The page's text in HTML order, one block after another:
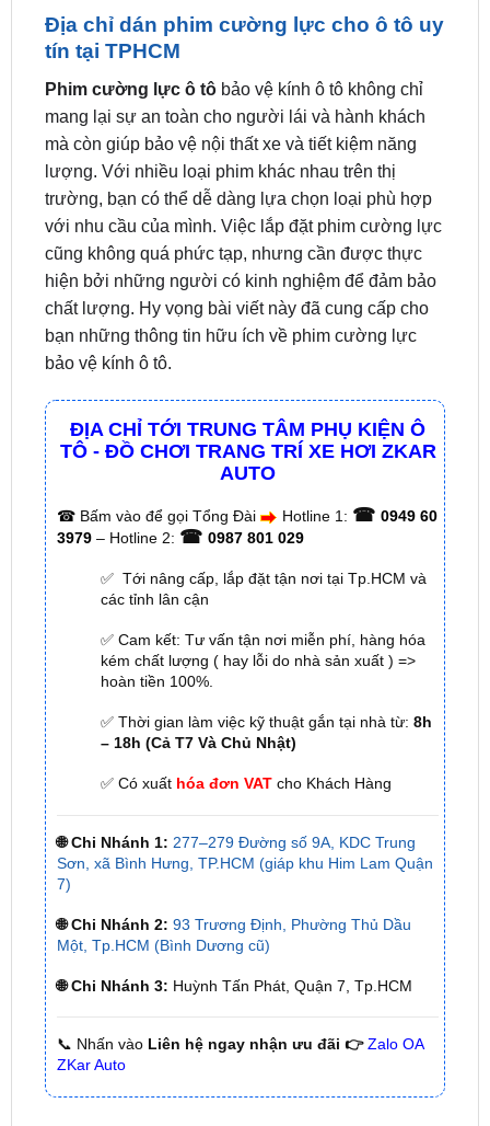
Phim cường lực ô tô bảo vệ kính ô tô không chỉ
mang lại sự an toàn cho người lái và hành khách
mà còn giúp bảo vệ nội thất xe và tiết kiệm năng
lượng. Với nhiều loại phim khác nhau trên thị
trường, bạn có thể dễ dàng lựa chọn loại phù hợp
với nhu cầu của mình. Việc lắp đặt phim cường lực
cũng không quá phức tạp, nhưng cần được thực
hiện bởi những người có kinh nghiệm để đảm bảo
chất lượng. Hy vọng bài viết này đã cung cấp cho
bạn những thông tin hữu ích về phim cường lực
bảo vệ kính ô tô.
ĐỊA CHỈ TỚI TRUNG TÂM PHỤ KIỆN Ô
☎Bấm vào để gọi Tổng Đài Hotline 1:☎ 0949 60
0987 801 029
✅ Tới nâng cấp, lắp đặt tận nơi tại Tp.HCM và
các tỉnh lân cận
✅ Cam kết: Tư vấn tận nơi miễn phí, hàng hóa
kém chất lượng ( hay lỗi do nhà sản xuất ) =>
✅ Thời gian làm việc kỹ thuật gắn tại nhà từ:8h
– 18h (Cả T7 Và Chủ Nhật)
✅ Có xuấthóa đơn VATcho Khách Hàng
🌐 Chi Nhánh 1: 277–279 Đường số 9A, KDC Trung
🌐 Chi Nhánh 2: 93 Trương Định, Phường Thủ Dầu
Một, Tp.HCM (Bình Dương cũ)
🌐 Chi Nhánh 3: Huỳnh Tấn Phát, Quận 7, Tp.HCM
📞 Nhấn vàoLiên hệ ngay nhận ưu đãi 👉 Zalo OA